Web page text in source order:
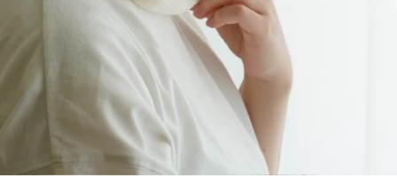
新着＆再入荷商品
カテゴリーから探す
ギフトを探す